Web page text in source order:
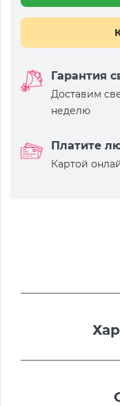
Гарантия
Доставим
неделю
Платите
Картой